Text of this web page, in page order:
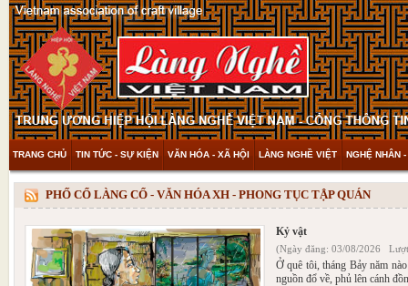
TRANG CHỦ TIN TỨC - SỰ KIỆN VĂN HÓA - XÃ HỘI LÀNG NGHỀ VIỆT NGHỆ NHÂN
THAM KHẢO & KHÁM PHÁ VIDEO
PHỐ CỔ LÀNG CỔ - VĂN HÓA XH - PHONG TỤC TẬP QUÁN
Kỷ vật
(Ngày đăng: 03/08/2026
Ở quê tôi, tháng Bảy năm
nguồn đổ về, phủ lên cánh